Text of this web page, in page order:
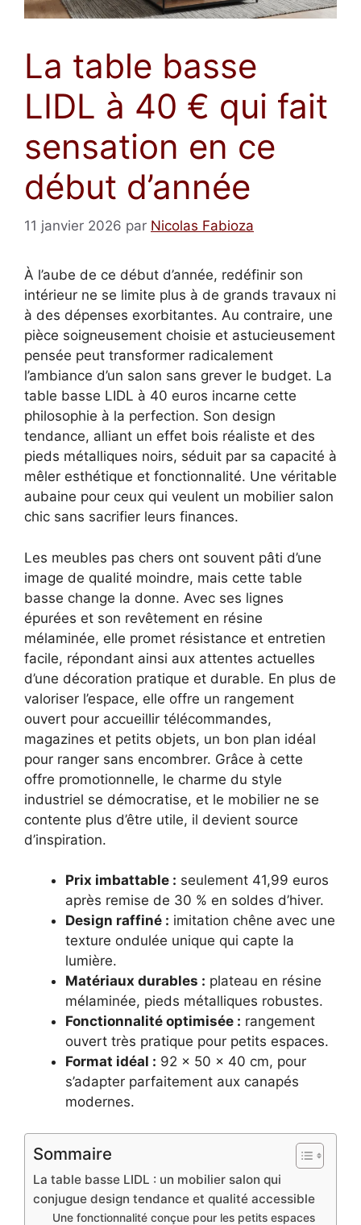
La table basse
LIDL à 40 € qui fait
sensation en ce
début d’année
11 janvier 2026 par Nicolas Fabioza
À l’aube de ce début d’année, redéfinir son
intérieur ne se limite plus à de grands travaux ni
à des dépenses exorbitantes. Au contraire, une
pièce soigneusement choisie et astucieusement
pensée peut transformer radicalement
l’ambiance d’un salon sans grever le budget. La
table basse LIDL à 40 euros incarne cette
philosophie à la perfection. Son design
tendance, alliant un effet bois réaliste et des
pieds métalliques noirs, séduit par sa capacité à
mêler esthétique et fonctionnalité. Une véritable
aubaine pour ceux qui veulent un mobilier salon
chic sans sacrifier leurs finances.
Les meubles pas chers ont souvent pâti d’une
image de qualité moindre, mais cette table
basse change la donne. Avec ses lignes
épurées et son revêtement en résine
mélaminée, elle promet résistance et entretien
facile, répondant ainsi aux attentes actuelles
d’une décoration pratique et durable. En plus de
valoriser l’espace, elle offre un rangement
ouvert pour accueillir télécommandes,
magazines et petits objets, un bon plan idéal
pour ranger sans encombrer. Grâce à cette
offre promotionnelle, le charme du style
industriel se démocratise, et le mobilier ne se
contente plus d’être utile, il devient source
d’inspiration.
Prix imbattable : seulement 41,99 euros
après remise de 30 % en soldes d’hiver.
Design raffiné : imitation chêne avec une
texture ondulée unique qui capte la
lumière.
Matériaux durables : plateau en résine
mélaminée, pieds métalliques robustes.
Fonctionnalité optimisée : rangement
ouvert très pratique pour petits espaces.
Format idéal : 92 x 50 x 40 cm, pour
s’adapter parfaitement aux canapés
modernes.
Sommaire
La table basse LIDL : un mobilier salon qui
conjugue design tendance et qualité accessible
Une fonctionnalité conçue pour les petits espaces